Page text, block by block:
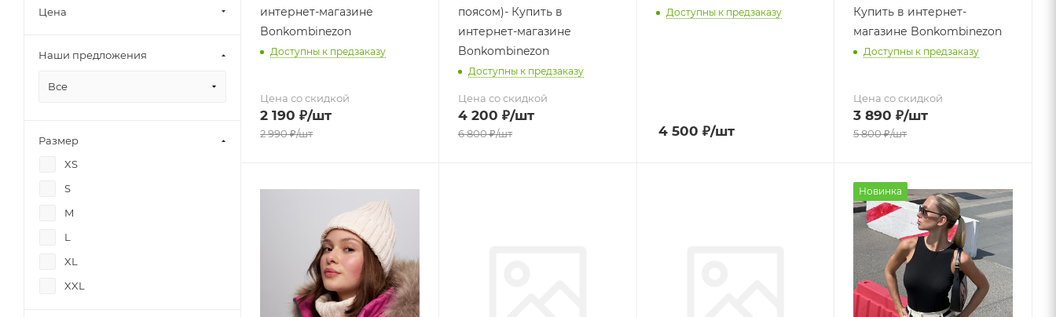
интернет-магазине
Bonkombinezon
Доступны к предзаказу
Цена со скидкой
2 190 ₽/шт
2 990₽/шт
поясом)- Купить в
интернет-магазине
Bonkombinezon
Доступны к предзаказу
Цена со скидкой
4 200 ₽/шт
6 800₽/шт
Доступны к предзаказу
4 500 ₽/шт
Купить в интернет-
магазине Bonkombinezon
Доступны к предзаказу
Цена со скидкой
3 890 ₽/шт
5 800₽/шт
Новинка
Цена
Наши предложения
Все
Размер
XS
S
M
L
XL
XXL